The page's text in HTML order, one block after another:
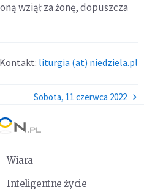
wziął za żonę, dopuszcza
Kontakt: liturgia (at) niedziela.pl
Sobota, 11 czerwca 2022
Wiara
Inteligentne życie